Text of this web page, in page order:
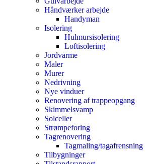
Håndværker arbejde
Handyman
Isolering
Hulmursisolering
Loftisolering
Jordvarme
Maler
Murer
Nedrivning
Nye vinduer
Renovering af trappeopgang
Skimmelsvamp
Solceller
Strømpeforing
Tagrenovering
Tagmaling/tagafrensning
Tilbygninger